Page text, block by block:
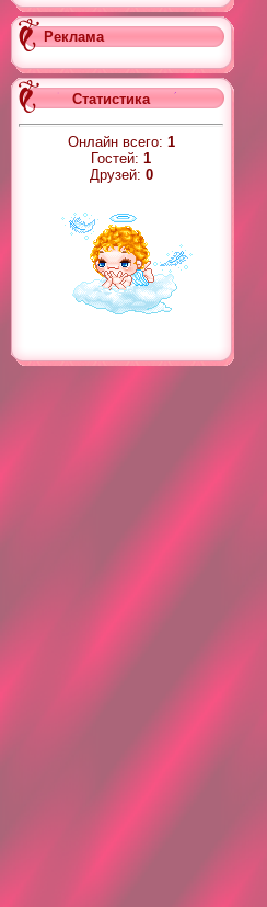
Реклама
Статистика
Онлайн всего: 1
Гостей: 1
Друзей: 0